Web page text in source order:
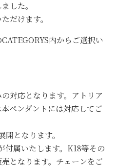
した。
だけます。
内からご選択い
対応となります。アトリア
ペンダントには対応してご
となります。
属いたします。K18等その
となります。チェーンをご